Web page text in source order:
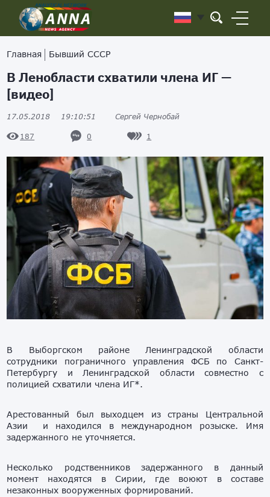
Главная Бывший СССР
В Ленобласти схватили члена ИГ —
[видео]
17.05.2018 19:10:51 Сергей Чернобай
187 0 1
В Выборгском районе Ленинградской области
сотрудники пограничного управления ФСБ по Санкт-
Петербургу и Ленинградской области совместно с
полицией схватили члена ИГ*.
Арестованный был выходцем из страны Центральной
Азии и находился в международном розыске. Имя
задержанного не уточняется.
Несколько родственников задержанного в данный
момент находятся в Сирии, где воюют в составе
незаконных вооруженных формирований.